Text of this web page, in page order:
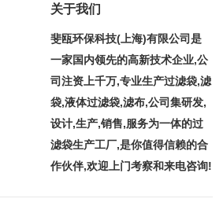
关于我们
斐瓯环保科技(上海)有限公司是
一家国内领先的高新技术企业,公
司注资上千万,专业生产过滤袋,滤
袋,液体过滤袋,滤布,公司集研发,
设计,生产,销售,服务为一体的过
滤袋生产工厂,是你值得信赖的合
作伙伴,欢迎上门考察和来电咨询!